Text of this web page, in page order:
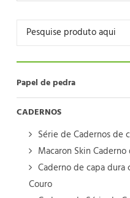
Papel de pedra
CADERNOS
Série de Cadernos de
Macaron Skin
Caderno de capa
Couro